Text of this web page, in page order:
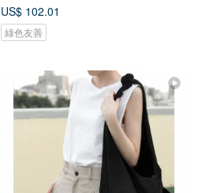
US$ 102.01
綠色友善